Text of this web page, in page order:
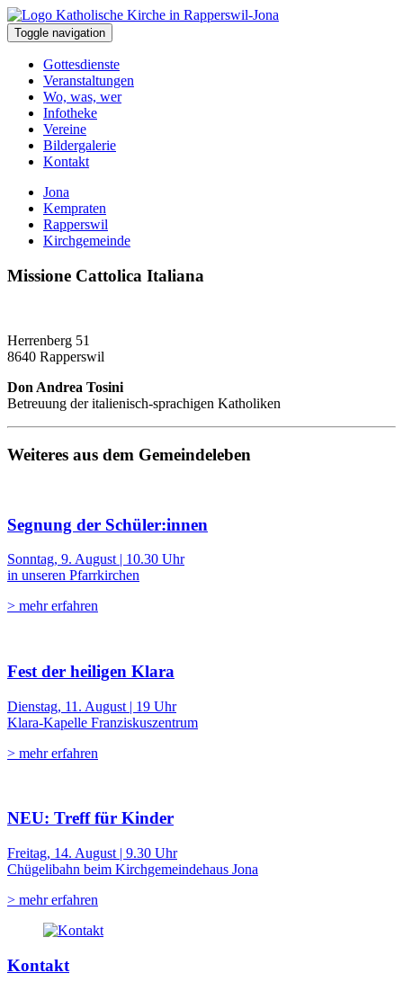
Toggle navigation
Gottesdienste
Veranstaltungen
Wo, was, wer
Infotheke
Vereine
Bildergalerie
Kontakt
Jona
Kempraten
Rapperswil
Kirchgemeinde
Missione Cattolica Italiana
Herrenberg 51
8640 Rapperswil
Don Andrea Tosini
Betreuung der italienisch-sprachigen Katholiken
Weiteres aus dem Gemeindeleben
Segnung der Schüler:innen
Sonntag, 9. August | 10.30 Uhr
in unseren Pfarrkirchen
> mehr erfahren
Fest der heiligen Klara
Dienstag, 11. August | 19 Uhr
Klara-Kapelle Franziskuszentrum
> mehr erfahren
NEU: Treff für Kinder
Freitag, 14. August | 9.30 Uhr
Chügelibahn beim Kirchgemeindehaus Jona
> mehr erfahren
Kontakt